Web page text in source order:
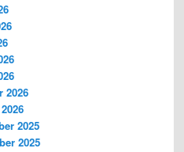
2026
2025
2025